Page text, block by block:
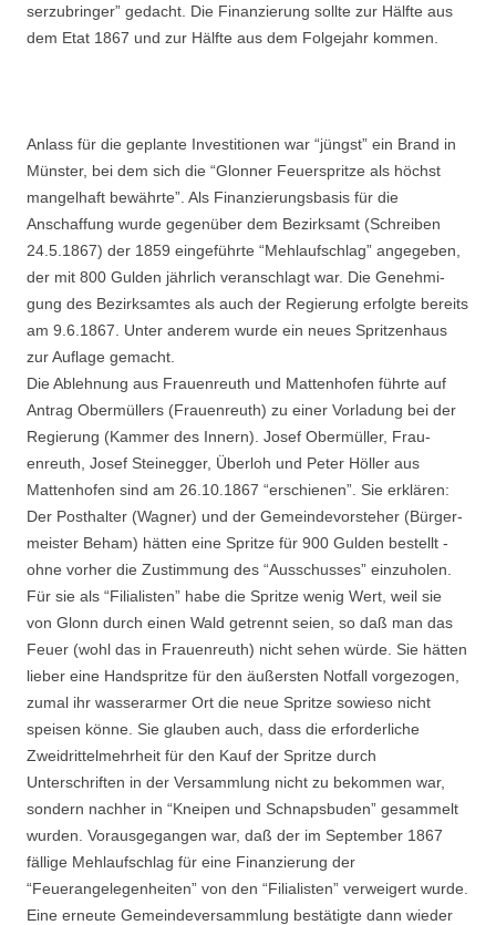
serzubringer” gedacht. Die Finanzierung sollte zur Hälfte aus
dem Etat 1867 und zur Hälfte aus dem Folgejahr kommen.
Anlass für die geplante Investitionen war “jüngst” ein Brand in
Münster, bei dem sich die “Glonner Feuerspritze als höchst
mangelhaft bewährte”. Als Finanzierungsbasis für die
Anschaffung wurde gegenüber dem Bezirksamt (Schreiben
24.5.1867) der 1859 eingeführte “Mehlaufschlag” angegeben,
der mit 800 Gulden jährlich veranschlagt war. Die Genehmi­
gung des Bezirksamtes als auch der Regierung erfolgte bereits
am 9.6.1867. Unter anderem wurde ein neues Spritzenhaus
zur Auflage gemacht.
Die Ablehnung aus Frauenreuth und Mattenhofen führte auf
Antrag Obermüllers (Frauen­reuth) zu einer Vorladung bei der
Regierung (Kammer des Innern). Josef Obermüller, Frau­
enreuth, Josef Steinegger, Überloh und Peter Höller aus
Mattenhofen sind am 26.10.1867 “erschienen”. Sie erklären:
Der Posthalter (Wagner) und der Gemeindevorsteher (Bürger­
meister Beham) hätten eine Spritze für 900 Gulden bestellt -
ohne vorher die Zustimmung des “Ausschusses” einzuholen.
Für sie als “Filialisten” habe die Spritze wenig Wert, weil sie
von Glonn durch einen Wald getrennt seien, so daß man das
Feuer (wohl das in Frauen­reuth) nicht sehen würde. Sie hätten
lieber eine Handspritze für den äußersten Notfall vorgezogen,
zumal ihr wasserarmer Ort die neue Spritze sowieso nicht
speisen könne. Sie glauben auch, dass die erforderliche
Zweidrittelmehrheit für den Kauf der Spritze durch
Unterschriften in der Versammlung nicht zu bekommen war,
sondern nachher in “Kneipen und Schnapsbuden” gesammelt
wurden. Vorausgegangen war, daß der im September 1867
fällige Mehlaufschlag für eine Finanzierung der
“Feuerangelegenheiten” von den “Filiali­sten” verweigert wurde.
Eine erneute Gemeindeversammlung bestätigte dann wieder